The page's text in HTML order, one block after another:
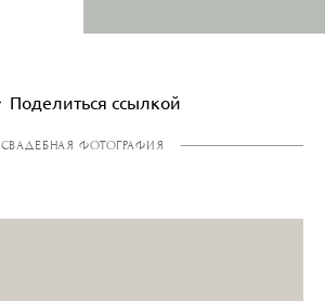
Поделиться ссылкой
СВАДЕБНАЯ ФОТОГРАФИЯ